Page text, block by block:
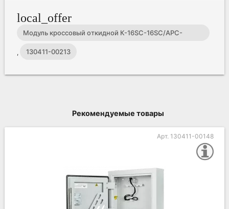
local_offer
Модуль кроссовый откидной К-16SC-16SC/APC-
16SC/APC ССД КПВ
, 130411-00213
Рекомендуемые товары
Арт. 130411-00148